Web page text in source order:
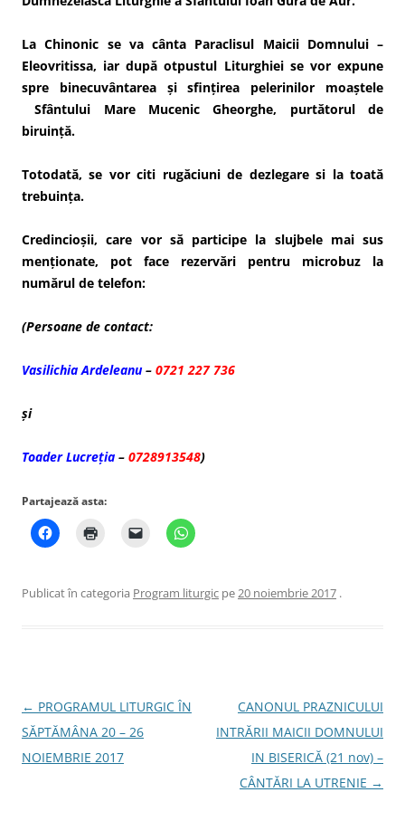
La Chinonic se va cânta Paraclisul Maicii Domnului –
Eleovritissa, iar după otpustul Liturghieise vor expune
spre binecuvântarea și sfințirea pelerinilor moaștele
Sfântului Mare Mucenic Gheorghe, purtătorul de
biruință.
Totodată, se vor citi rugăciuni de dezlegare si la toată
trebuinţa.
Credincioşii, care vor să participe la slujbele mai sus
menţionate, pot face rezervări pentru microbuz la
numărul de telefon:
(Persoane de contact:
Vasilichia Ardeleanu– 0721 227 736
și
Toader Lucreția – 0728913548)
Partajează asta:
Publicat în categoria Program liturgic pe20 noiembrie 2017 .
Navigare
în
articole
← PROGRAMUL LITURGIC ÎN
SĂPTĂMÂNA 20 – 26
NOIEMBRIE 2017
CANONUL PRAZNICULUI
INTRĂRII MAICII DOMNULUI
IN BISERICĂ (21 nov) –
CÂNTĂRI LA UTRENIE →